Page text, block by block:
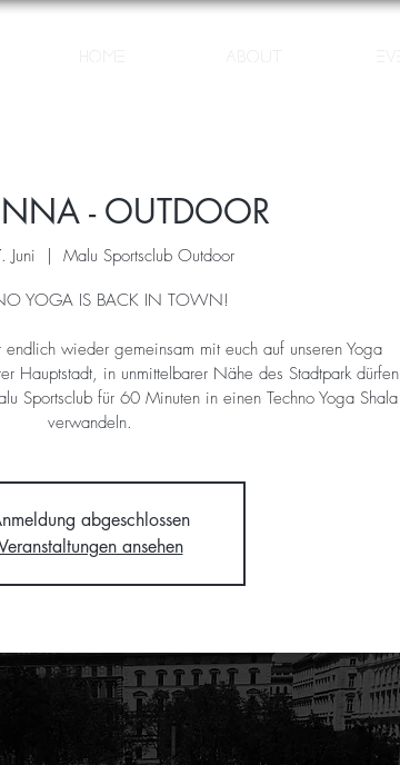
- OUTDOOR
Juni
Malu Sportsclub Outdoor
YOGA IS BACK IN TOWN!
wieder gemeinsam mit euch auf unseren Yoga
Hauptstadt, in unmittelbarer Nähe des Stadtpark dürfen
Sportsclub für 60 Minuten in einen Techno Yoga Shala
verwandeln.
abgeschlossen
ansehen